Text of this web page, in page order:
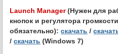
Launch Manager(Нужен для
кнопок и регулятора
обязательно):скачать /
/скачать (Windows 7)